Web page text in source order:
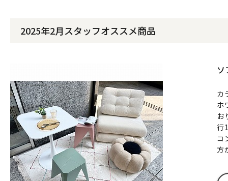
2025年2月スタッフオススメ商品
カ
ホ
お
行
コ
方